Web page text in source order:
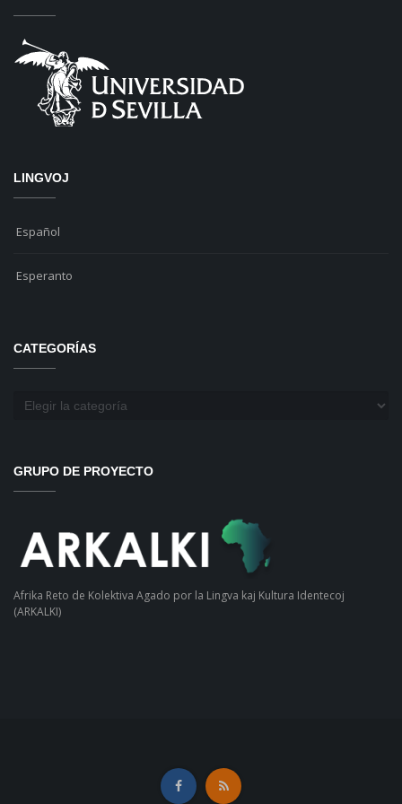
LINGVOJ
Español
Esperanto
CATEGORÍAS
Categorías
GRUPO DE PROYECTO
Afrika Reto de Kolektiva Agado por la Lingva kaj Kultura Identecoj
(ARKALKI)